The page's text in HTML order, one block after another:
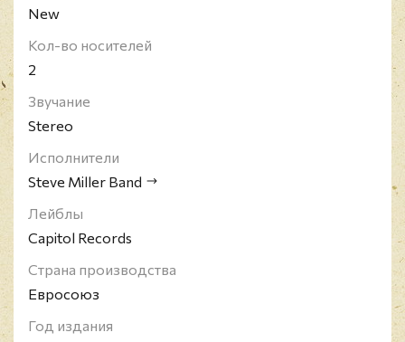
New
Кол-во носителей
2
Звучание
Stereo
Исполнители
Steve Miller Band
Лейблы
Capitol Records
Страна производства
Евросоюз
Год издания